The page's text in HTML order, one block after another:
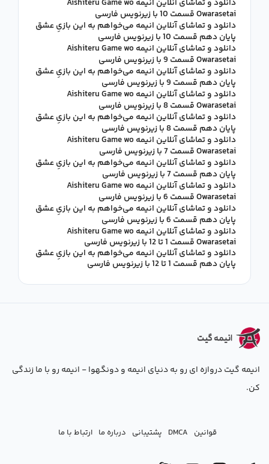
دانلود و تماشای آنلاین انیمه Aishiteru Game wo
Owarasetai قسمت 10 با زیرنویس فارسی
دانلود و تماشای آنلاین انیمه می‌خواهم به این بازیِ عشق
پایان دهم قسمت 10 با زیرنویس فارسی
دانلود و تماشای آنلاین انیمه Aishiteru Game wo
Owarasetai قسمت 9 با زیرنویس فارسی
دانلود و تماشای آنلاین انیمه می‌خواهم به این بازیِ عشق
پایان دهم قسمت 9 با زیرنویس فارسی
دانلود و تماشای آنلاین انیمه Aishiteru Game wo
Owarasetai قسمت 8 با زیرنویس فارسی
دانلود و تماشای آنلاین انیمه می‌خواهم به این بازیِ عشق
پایان دهم قسمت 8 با زیرنویس فارسی
دانلود و تماشای آنلاین انیمه Aishiteru Game wo
Owarasetai قسمت 7 با زیرنویس فارسی
دانلود و تماشای آنلاین انیمه می‌خواهم به این بازیِ عشق
پایان دهم قسمت 7 با زیرنویس فارسی
دانلود و تماشای آنلاین انیمه Aishiteru Game wo
Owarasetai قسمت 6 با زیرنویس فارسی
دانلود و تماشای آنلاین انیمه می‌خواهم به این بازیِ عشق
پایان دهم قسمت 6 با زیرنویس فارسی
دانلود و تماشای آنلاین انیمه Aishiteru Game wo
Owarasetai قسمت 1 تا 12 با زیرنویس فارسی
دانلود و تماشای آنلاین انیمه می‌خواهم به این بازیِ عشق
پایان دهم قسمت 1 تا 12 با زیرنویس فارسی
انیمه گیت دروازه ای رو به دنیای انیمه و دونگهوا - انیمه رو با ما زندگی
کن.
قوانین DMCA پشتیبانی درباره ما ارتباط با ما